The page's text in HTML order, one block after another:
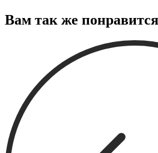
Вам так же понравится